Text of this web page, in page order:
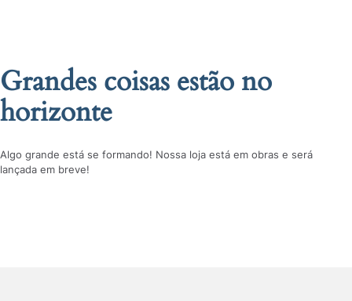
Grandes coisas estão no
horizonte
Algo grande está se formando! Nossa loja está em obras e será
lançada em breve!